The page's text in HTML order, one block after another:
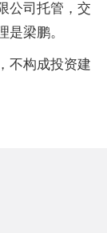
公司托管，交
梁鹏。
不构成投资建